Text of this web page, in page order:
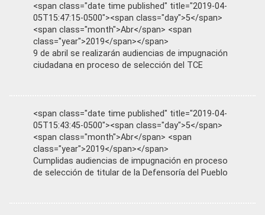
<span class="date time published" title="2019-04-
05T15:47:15-0500"><span class="day">5</span>
<span class="month">Abr</span> <span
class="year">2019</span></span>
9 de abril se realizarán audiencias de impugnación
ciudadana en proceso de selección del TCE
<span class="date time published" title="2019-04-
05T15:43:45-0500"><span class="day">5</span>
<span class="month">Abr</span> <span
class="year">2019</span></span>
Cumplidas audiencias de impugnación en proceso
de selección de titular de la Defensoría del Pueblo